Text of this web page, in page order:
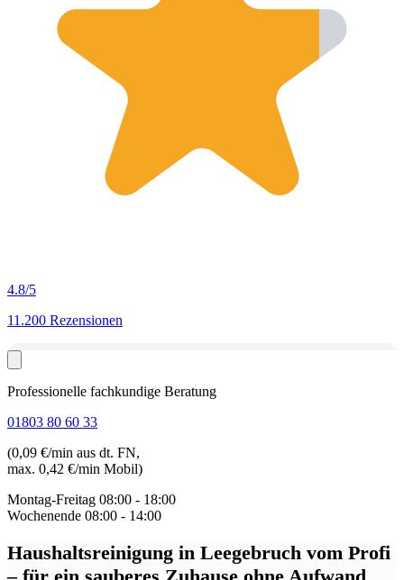
4.8/5
11.200 Rezensionen
Professionelle fachkundige Beratung
01803 80 60 33
(0,09 €/min aus dt. FN,
max. 0,42 €/min Mobil)
Montag-Freitag 08:00 - 18:00
Wochenende 08:00 - 14:00
Haushaltsreinigung in Leegebruch vom Profi